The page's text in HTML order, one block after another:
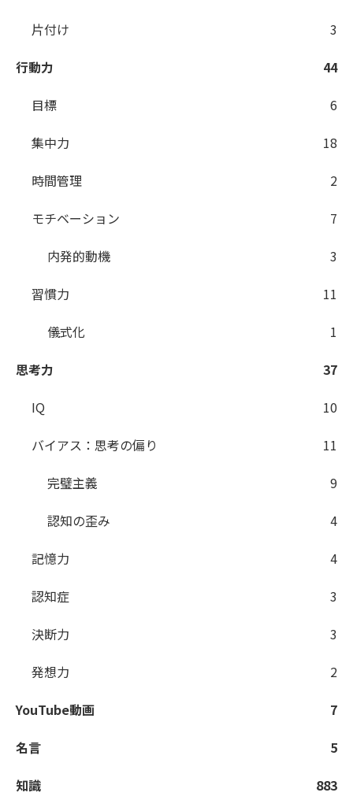
片付け
3
行動力
44
目標
6
集中力
18
時間管理
2
モチベーション
7
内発的動機
3
習慣力
11
儀式化
1
思考力
37
IQ
10
バイアス：思考の偏り
11
完璧主義
9
認知の歪み
4
記憶力
4
認知症
3
決断力
3
発想力
2
YouTube動画
7
名言
5
知識
883